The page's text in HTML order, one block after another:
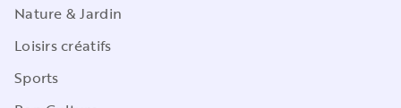
Nature & Jardin
Loisirs créatifs
Sports